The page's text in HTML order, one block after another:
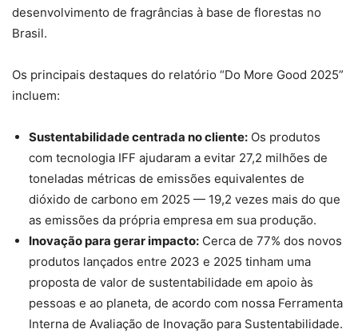
desenvolvimento de fragrâncias à base de florestas no
Brasil.
Os principais destaques do relatório “Do More Good 2025”
incluem:
Sustentabilidade centrada no cliente: Os produtos
com tecnologia IFF ajudaram a evitar 27,2 milhões de
toneladas métricas de emissões equivalentes de
dióxido de carbono em 2025 — 19,2 vezes mais do que
as emissões da própria empresa em sua produção.
Inovação para gerar impacto: Cerca de 77% dos novos
produtos lançados entre 2023 e 2025 tinham uma
proposta de valor de sustentabilidade em apoio às
pessoas e ao planeta, de acordo com nossa Ferramenta
Interna de Avaliação de Inovação para Sustentabilidade.